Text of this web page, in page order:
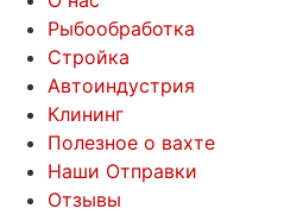
Рыбообработка
Стройка
Автоиндустрия
Клининг
Полезное о вахте
Наши Отправки
Отзывы